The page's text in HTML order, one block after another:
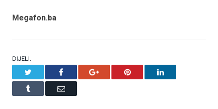
Megafon.ba
DIJELI.
Facebook Google+ Pinterest LinkedIn
Tumblr Email